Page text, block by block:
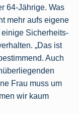
64-Jährige. Was
mehr aufs eigene
einige Sicherheits-
„Das ist
Auch
Frau muss um
wir kaum